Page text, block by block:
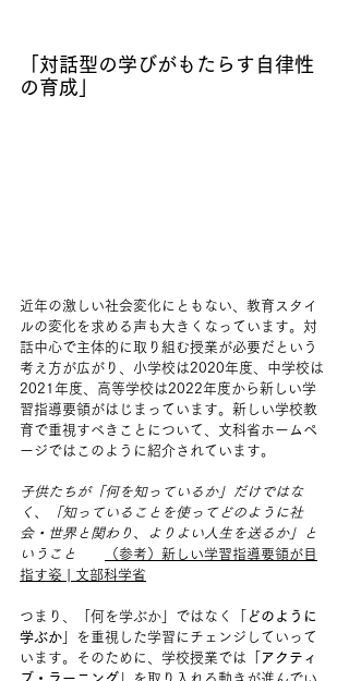
「対話型の学びがもたらす自律性
の育成」
近年の激しい社会変化にともない、教育スタイ
ルの変化を求める声も大きくなっています。対
話中心で主体的に取り組む授業が必要だという
考え方が広がり、小学校は2020年度、中学校は
2021年度、高等学校は2022年度から新しい学
習指導要領がはじまっています。新しい学校教
育で重視すべきことについて、文科省ホームペ
ージではこのように紹介されています。
子供たちが「何を知っているか」だけではな
く、「知っていることを使ってどのように社
会・世界と関わり、よりよい人生を送るか」と
いうこと
（参考）新しい学習指導要領が目
指す姿 | 文部科学省
つまり、「何を学ぶか」ではなく「
どのように
学ぶか 」を重視した学習にチェンジしていって
います。そのために、学校授業では「
アクティ